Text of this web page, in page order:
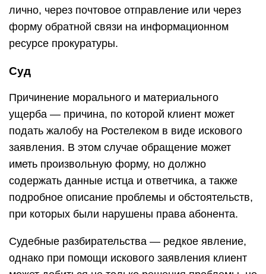
лично, через почтовое отправление или через
форму обратной связи на информационном
ресурсе прокуратуры.
Суд
Причинение морального и материального
ущерба — причина, по которой клиент может
подать жалобу на Ростелеком в виде искового
заявления. В этом случае обращение может
иметь произвольную форму, но должно
содержать данные истца и ответчика, а также
подробное описание проблемы и обстоятельств,
при которых были нарушены права абонента.
Судебные разбирательства — редкое явление,
однако при помощи искового заявления клиент